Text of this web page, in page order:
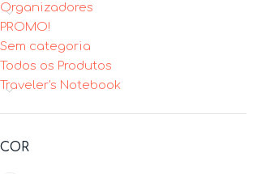
Organizadores
PROMO!
Sem categoria
Todos os Produtos
Traveler's Notebook
COR